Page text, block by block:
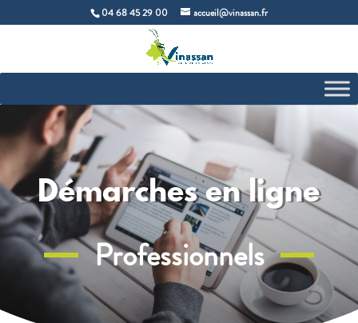
04 68 45 29 00 accueil@vinassan.fr
Démarches en ligne
Professionnels